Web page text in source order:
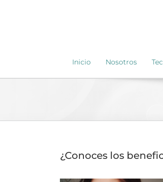
Inicio Nosotros
¿Conoces los